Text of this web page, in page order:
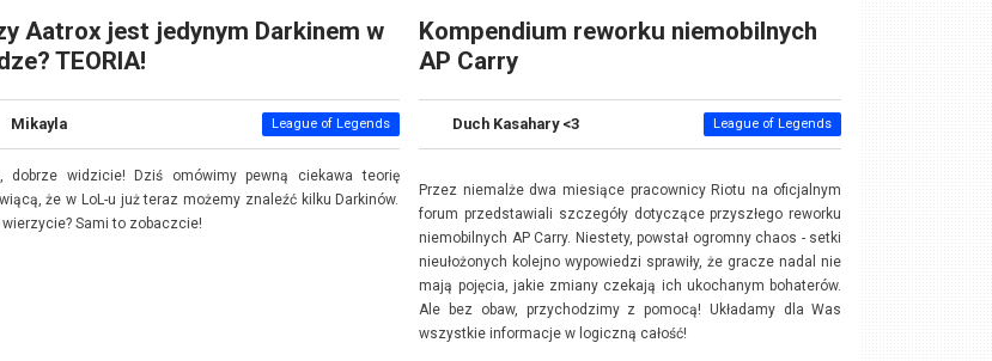
Aatrox jest jedynym Darkinem w
TEORIA!
Mikayla League of Legends
dobrze widzicie! Dziś omówimy pewną ciekawa teorię
że w LoL-u już teraz możemy znaleźć kilku Darkinów.
wierzycie? Sami to zobaczcie!
Kompendium reworku niemobilnych
AP Carry
Duch Kasahary <3 League of Legends
Przez niemalże dwa miesiące pracownicy Riotu na oficjalnym
forum przedstawiali szczegóły dotyczące przyszłego reworku
niemobilnych AP Carry. Niestety, powstał ogromny chaos - setki
nieułożonych kolejno wypowiedzi sprawiły, że gracze nadal nie
mają pojęcia, jakie zmiany czekają ich ukochanym bohaterów.
Ale bez obaw, przychodzimy z pomocą! Układamy dla Was
wszystkie informacje w logiczną całość!